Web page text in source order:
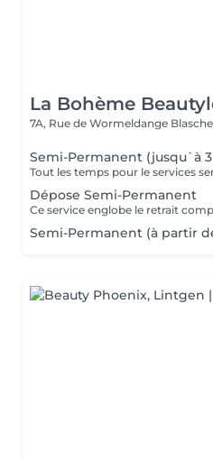
La Bohème
7A, Rue de Wormeldange
Semi-Permanent (jusqu`à
Dépose Semi-Permanent
Semi-Permanent (à partir